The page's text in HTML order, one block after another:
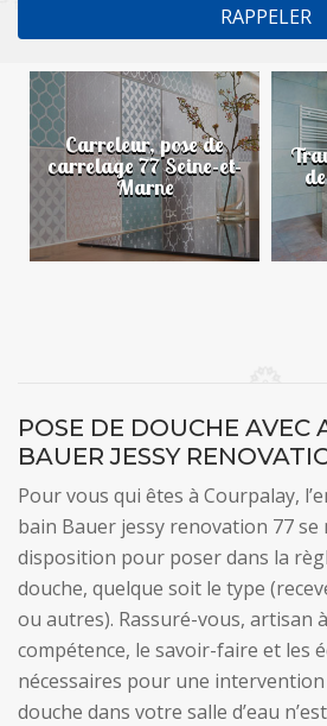
Carreleur, pose de
carrelage 77 Seine-et-
Marne
POSE DE DOUCHE AVEC
BAUER JESSY
Pour vous qui êtes à Courpalay,
bain Bauer jessy renovation 77 se
disposition pour poser dans la
douche, quelque soit le type
ou autres). Rassuré-vous, artisan
compétence, le savoir-faire et les
nécessaires pour une
douche dans votre salle d’eau